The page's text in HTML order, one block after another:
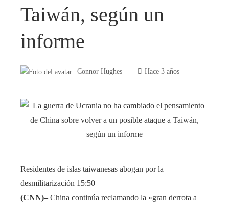
Taiwán, según un
informe
Connor Hughes Hace 3 años
Residentes de islas taiwanesas abogan por la
desmilitarización 15:50
(CNN)– China continúa reclamando la «gran derrota a